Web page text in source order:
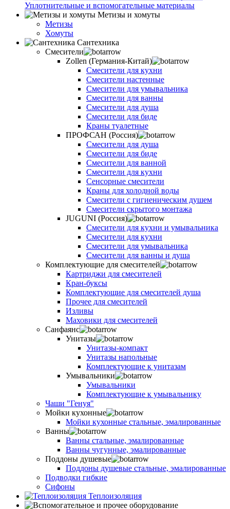
Уплотнительные и вспомогательные материалы
Метизы и хомуты
Метизы
Хомуты
Сантехника
Смесители
Zollen (Германия-Китай)
Смесители для кухни
Смесители настенные
Смесители для умывальника
Смесители для ванны
Смесители для душа
Смесители для биде
Краны туалетные
ПРОФСАН (Россия)
Смесители для душа
Смесители для биде
Смесители для ванной
Смесители для кухни
Сенсорные смесители
Краны для холодной воды
Смесители с гигиеническим душем
Смесители скрытого монтажа
JUGUNI (Россия)
Смесители для кухни и умывальника
Смесители для кухни
Смесители для умывальника
Смесители для ванны и душа
Комплектующие для смесителей
Картриджи для смесителей
Кран-буксы
Комплектующие для смесителей душа
Прочее для смесителей
Изливы
Маховики для смесителей
Санфаянс
Унитазы
Унитазы-компакт
Унитазы напольные
Комплектующие к унитазам
Умывальники
Умывальники
Комплектующие к умывальнику
Чаши "Генуя"
Мойки кухонные
Мойки кухонные стальные, эмалированные
Ванны
Ванны стальные, эмалированные
Ванны чугунные, эмалированные
Поддоны душевые
Поддоны душевые стальные, эмалированные
Подводки гибкие
Сифоны
Теплоизоляция